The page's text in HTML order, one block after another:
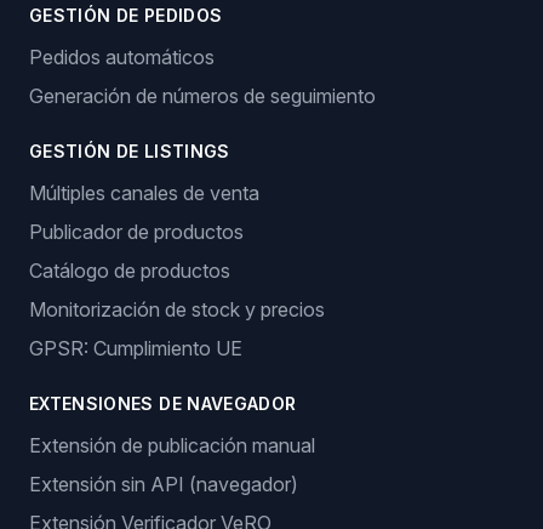
GESTIÓN DE PEDIDOS
Pedidos automáticos
Generación de números de seguimiento
GESTIÓN DE LISTINGS
Múltiples canales de venta
Publicador de productos
Catálogo de productos
Monitorización de stock y precios
GPSR: Cumplimiento UE
EXTENSIONES DE NAVEGADOR
Extensión de publicación manual
Extensión sin API (navegador)
Extensión Verificador VeRO